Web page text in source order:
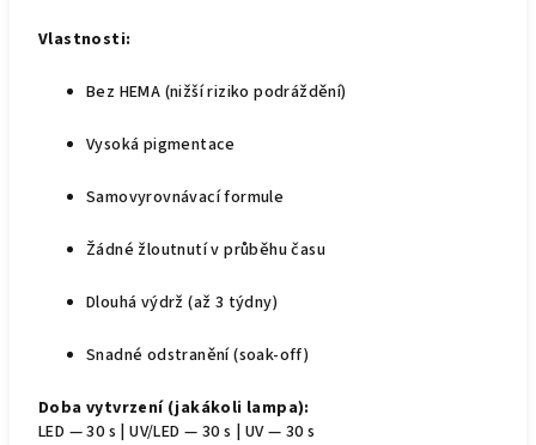
Vlastnosti:
Bez HEMA (nižší riziko podráždění)
Vysoká pigmentace
Samovyrovnávací formule
Žádné žloutnutí v průběhu času
Dlouhá výdrž (až 3 týdny)
Snadné odstranění (soak-off)
Doba vytvrzení (jakákoli lampa):
LED — 30 s | UV/LED — 30 s | UV — 30 s